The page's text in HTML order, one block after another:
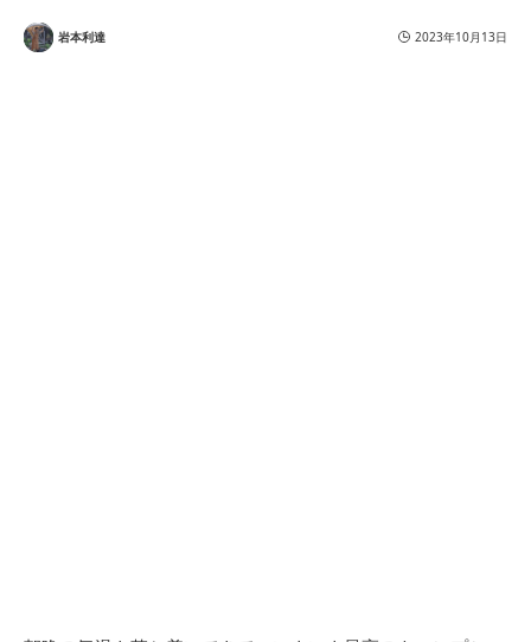
岩本利達 2023年10月13日